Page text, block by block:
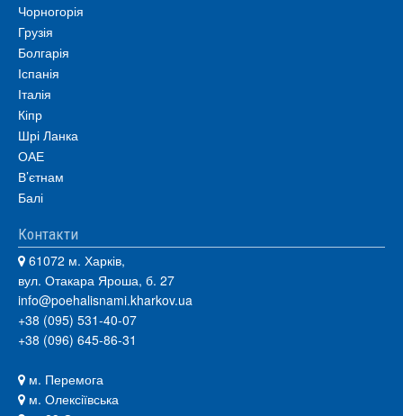
Чорногорія
Грузія
Болгарія
Іспанія
Італія
Кіпр
Шрі Ланка
ОАЕ
В’єтнам
Балі
Контакти
61072 м. Харків,
вул. Отакара Яроша, б. 27
info@poehalisnami.kharkov.ua
+38 (095) 531-40-07
+38 (096) 645-86-31
м. Перемога
м. Олексіївська